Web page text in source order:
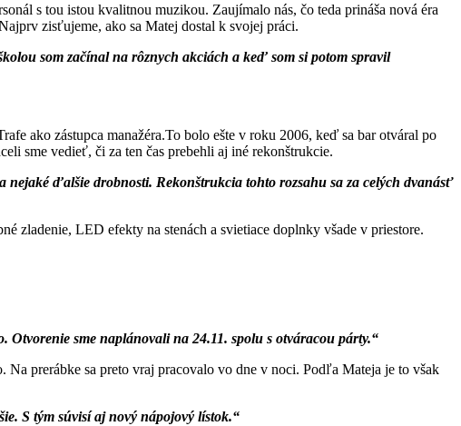
s tou istou kvalitnou muzikou. Zaujímalo nás, čo teda prináša nová éra
zisťujeme, ako sa Matej dostal k svojej práci.
som začínal na rôznych akciách a keď som si potom spravil
ako zástupca manažéra.To bolo ešte v roku 2006, keď sa bar otváral po
sme vedieť, či za ten čas prebehli aj iné rekonštrukcie.
nejaké ďalšie drobnosti. Rekonštrukcia tohto rozsahu sa za celých dvanásť
zladenie, LED efekty na stenách a svietiace doplnky všade v priestore.
sme naplánovali na 24.11. spolu s otváracou párty.“
prerábke sa preto vraj pracovalo vo dne v noci. Podľa Mateja je to však
S tým súvisí aj nový nápojový lístok.“